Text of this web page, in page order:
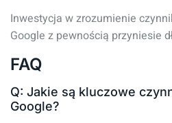
Inwestycja w zrozumienie
Google z pewnością przyniesie
FAQ
Q: Jakie są kluczowe
Google?